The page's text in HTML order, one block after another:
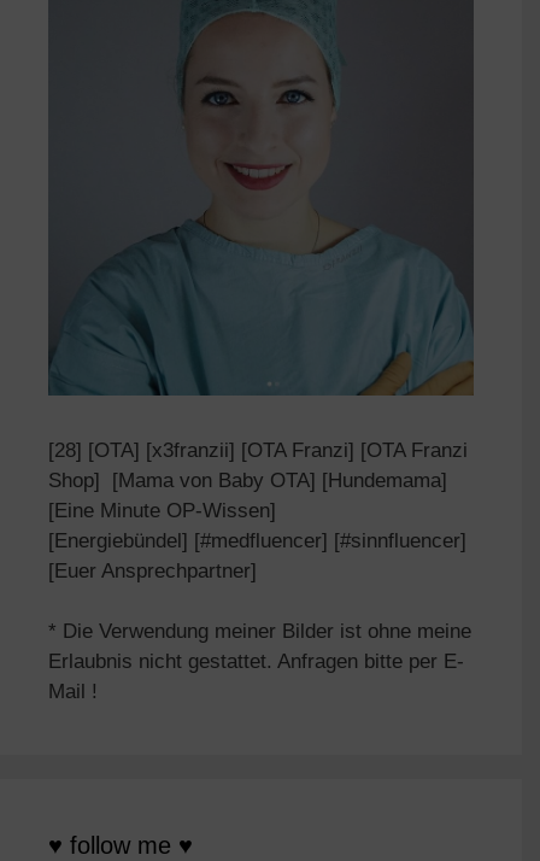
[28] [OTA] [x3franzii] [OTA Franzi] [OTA Franzi
Shop] [Mama von Baby OTA] [Hundemama]
[Eine Minute OP-Wissen]
[Energiebündel] [#medfluencer] [#sinnfluencer]
[Euer Ansprechpartner]
* Die Verwendung meiner Bilder ist ohne meine
Erlaubnis nicht gestattet. Anfragen bitte per E-
Mail !
♥ follow me ♥